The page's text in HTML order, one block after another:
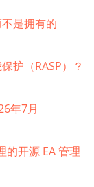
是拥有的
护（RASP）？
年7月
的开源 EA 管理